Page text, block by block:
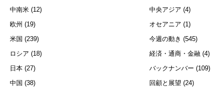
中南米 (12)
欧州 (19)
米国 (239)
ロシア (18)
日本 (27)
中国 (38)
中央アジア (4)
オセアニア (1)
今週の動き (545)
経済・通商・金融 (4)
バックナンバー (109)
回顧と展望 (24)